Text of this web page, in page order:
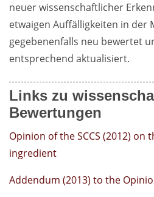
neuer wissenschaftlicher
etwaigen Auffälligkeiten in der
gegebenenfalls neu bewertet
entsprechend aktualisiert.
Links zu
Bewertungen
Opinion of the SCCS (2012) on
ingredient
Addendum (2013) to the